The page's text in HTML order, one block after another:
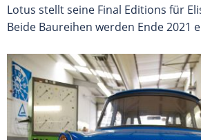
Lotus stellt seine Final Editions für
Beide Baureihen werden Ende 2021